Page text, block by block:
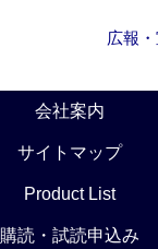
広報
会社案内
サイトマップ
Product List
購読・試読申込み